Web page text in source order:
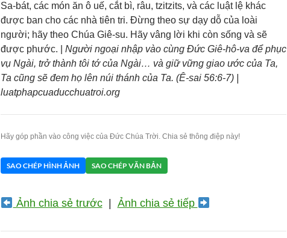
Sa-bát, các món ăn ô uế, cắt bì, râu, tzitzits, và các luật lệ khác
được ban cho các nhà tiên tri. Đừng theo sự dạy dỗ của loài
người; hãy theo Chúa Giê-su. Hãy vâng lời khi còn sống và sẽ
được phước. | Người ngoại nhập vào cùng Đức Giê-hô-va để phục
vụ Ngài, trở thành tôi tớ của Ngài… và giữ vững giao ước của Ta,
Ta cũng sẽ đem họ lên núi thánh của Ta. (Ê-sai 56:6-7) |
luatphapcuaducchuatroi.org
Hãy góp phần vào công việc của Đức Chúa Trời. Chia sẻ thông điệp này!
SAO CHÉP HÌNH ẢNH SAO CHÉP VĂN BẢN
Ảnh chia sẻ trước| Ảnh chia sẻ tiếp